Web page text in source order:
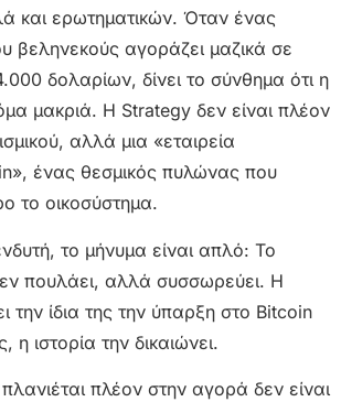
και ερωτηματικών. Όταν ένας
βεληνεκούς αγοράζει μαζικά σε
δολαρίων, δίνει το σύνθημα ότι η
μακριά. Η Strategy δεν είναι πλέον
αλλά μια «εταιρεία
ένας θεσμικός πυλώνας που
το οικοσύστημα.
το μήνυμα είναι απλό: Το
πουλάει, αλλά συσσωρεύει. Η
την ίδια της την ύπαρξη στο Bitcoin
η ιστορία την δικαιώνει.
πλέον στην αγορά δεν είναι